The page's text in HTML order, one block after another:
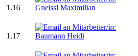
1.16
1.17